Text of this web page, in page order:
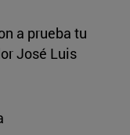
a prueba tu
José Luis